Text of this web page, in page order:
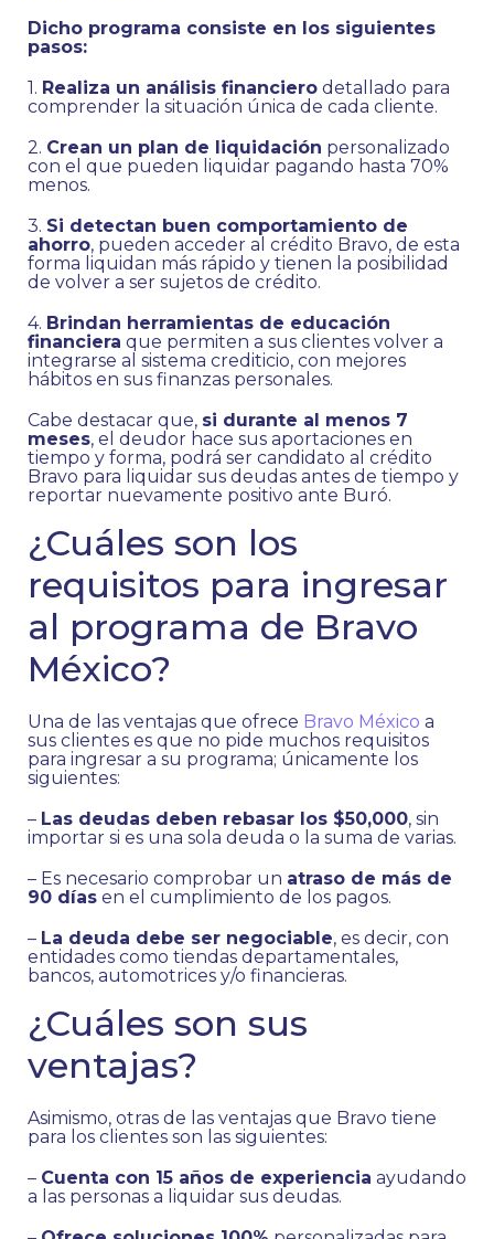
Dicho programa consiste en los siguientes
pasos:
1. Realiza un análisis financiero detallado para
comprender la situación única de cada cliente.
2. Crean un plan de liquidación personalizado
con el que pueden liquidar pagando hasta 70%
menos.
3. Si detectan buen comportamiento de
ahorro, pueden acceder al crédito Bravo, de esta
forma liquidan más rápido y tienen la posibilidad
de volver a ser sujetos de crédito.
4. Brindan herramientas de educación
financiera que permiten a sus clientes volver a
integrarse al sistema crediticio, con mejores
hábitos en sus finanzas personales.
Cabe destacar que, si durante al menos 7
meses, el deudor hace sus aportaciones en
tiempo y forma, podrá ser candidato al crédito
Bravo para liquidar sus deudas antes de tiempo y
reportar nuevamente positivo ante Buró.
¿Cuáles son los
requisitos para ingresar
al programa de Bravo
México?
Una de las ventajas que ofrece Bravo México a
sus clientes es que no pide muchos requisitos
para ingresar a su programa; únicamente los
siguientes:
– Las deudas deben rebasar los $50,000, sin
importar si es una sola deuda o la suma de varias.
– Es necesario comprobar un atraso de más de
90 días en el cumplimiento de los pagos.
– La deuda debe ser negociable, es decir, con
entidades como tiendas departamentales,
bancos, automotrices y/o financieras.
¿Cuáles son sus
ventajas?
Asimismo, otras de las ventajas que Bravo tiene
para los clientes son las siguientes:
– Cuenta con 15 años de experiencia ayudando
a las personas a liquidar sus deudas.